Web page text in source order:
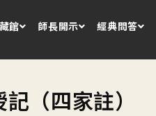
館 師長開示 經典問答
（四家註）